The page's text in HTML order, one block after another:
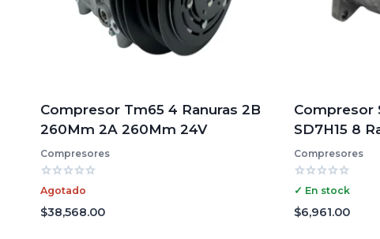
Compresor Tm65 4 Ranuras 2B
260Mm 2A 260Mm 24V
Compresores
Valorado
con
0
de
Agotado
$38,568.00
Compresor
SD7H15 8
Compresores
Valorado
0
de
✓ En stock
$6,961.00